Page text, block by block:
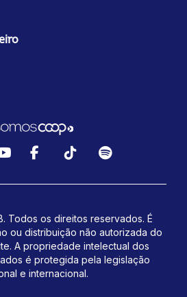
Todos os direitos reservados. É
ou distribuição não autorizada do
A propriedade intelectual dos
é protegida pela legislação
e internacional.